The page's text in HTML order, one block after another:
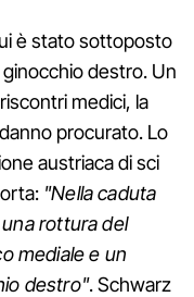
è stato sottoposto
destro. Un
medici, la
procurato. Lo
austriaca di sci
"Nella caduta
rottura del
mediale e un
destro". Schwarz